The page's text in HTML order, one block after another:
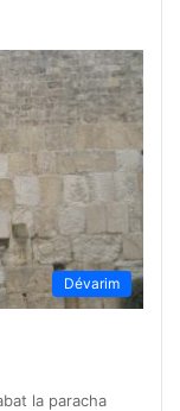
Dévarim
la paracha